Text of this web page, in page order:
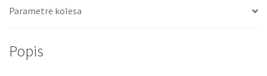
Parametre kolesa
Popis